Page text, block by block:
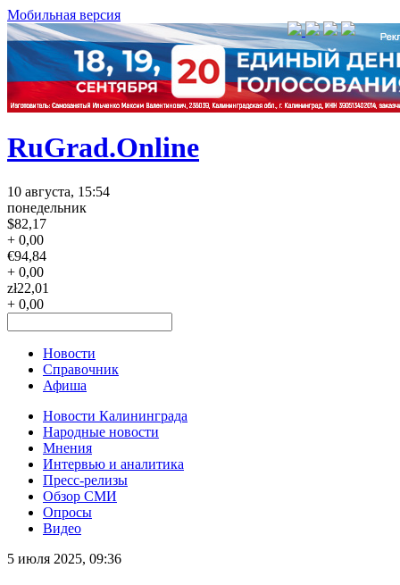
Мобильная версия
RuGrad.Online
10 августа, 15:54
понедельник
$82,17
+ 0,00
€94,84
+ 0,00
zł22,01
+ 0,00
Новости
Справочник
Афиша
Новости Калининграда
Народные новости
Мнения
Интервью и аналитика
Пресс-релизы
Обзор СМИ
Опросы
Видео
5 июля 2025, 09:36